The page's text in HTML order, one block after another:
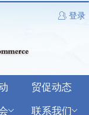
登录
贸促动态
联系我们